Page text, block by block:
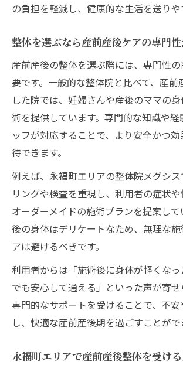
の負担を軽減し、健康的な生活を送りや
整体を選ぶなら産前産後ケアの専門
産前産後の整体を選ぶ際には、専門性
要です。一般的な整体院と比べて、産前
した院では、妊婦さんや産後のママの
術を提供しています。専門的な知識や経
ッフが対応することで、より安全かつ
待できます。
例えば、永福町エリアの整体院メグシ
リングや検査を重視し、利用者の症状
オーダーメイドの施術プランを提案して
後の身体はデリケートなため、無理な
アは避けるべきです。
利用者からは「施術後に身体が軽くな
でも安心して通える」といった声が寄せ
専門的なサポートを受けることで、不
し、快適な産前産後期を過ごすことがで
永福町エリアで産前産後整体を受け